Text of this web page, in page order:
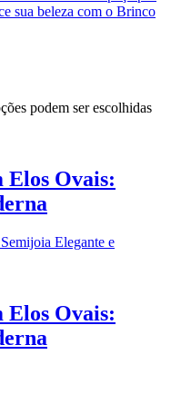
sua beleza com o Brinco
podem ser escolhidas
Elos Ovais:
Elos Ovais: